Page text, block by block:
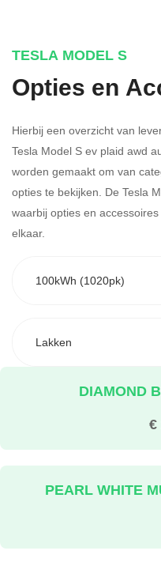
TESLA MODEL S
Opties en
Hierbij een overzicht van
Tesla Model S ev plaid awd
worden gemaakt om van
opties te bekijken. De Tesla
waarbij opties en
elkaar.
100kWh (1020pk)
Lakken
€
DIAMOND
PEARL WHITE